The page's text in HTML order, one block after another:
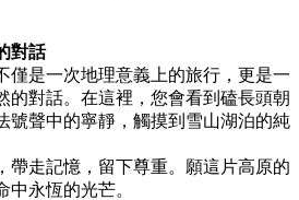
對話
僅是一次地理意義上的旅行，更是一
的對話。在這裡，您會看到磕長頭朝
號聲中的寧靜，觸摸到雪山湖泊的純
帶走記憶，留下尊重。願這片高原的
永恆的光芒。